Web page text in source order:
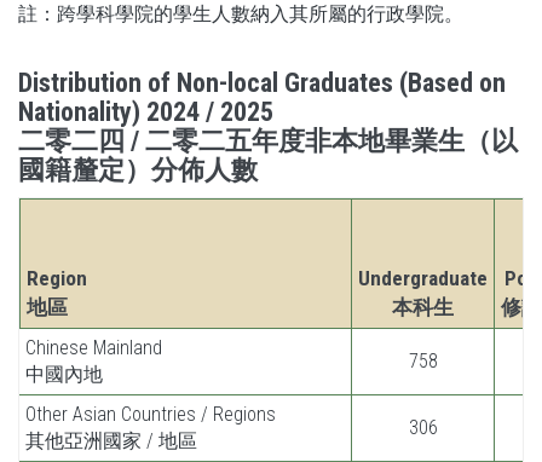
註：跨學科學院的學生人數納入其所屬的行政學院。
Distribution of Non-local Graduates (Based on
Nationality) 2024 / 2025
二零二四 / 二零二五年度非本地畢業生（以
國籍釐定）分佈人數
Region
地區
Undergraduate
本科生
修
Chinese Mainland
中國內地
758
Other Asian Countries / Regions
其他亞洲國家 / 地區
306